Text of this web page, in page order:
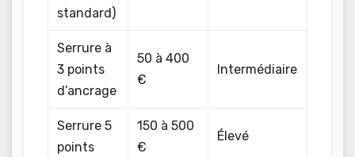
standard)
Serrure à
3 points
d’ancrage
50 à 400
€
Intermédiaire
Serrure 5
points
150 à 500
€
Élevé